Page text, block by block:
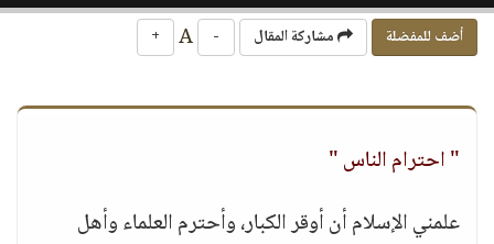
أضف للمفضلة مشاركة المقال -
+
" احترام الناس "
علمني الإسلام أن أوقر الكبار، وأحترم العلماء وأهل